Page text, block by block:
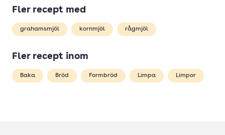
Fler recept med
grahamsmjöl kornmjöl rågmjöl
Fler recept inom
Baka Bröd Formbröd Limpa Limpor